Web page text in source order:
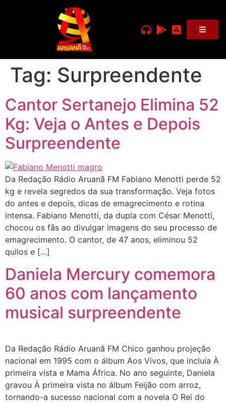
Tag: Surpreendente
Cantor Sertanejo Elimina 52
Kg: Veja o Antes e Depois
Surpreendente
Da Redação Rádio Aruanã FM Fabiano Menotti perde 52
kg e revela segredos da sua transformação. Veja fotos
do antes e depois, dicas de emagrecimento e rotina
intensa. Fabiano Menotti, da dupla com César Menotti,
chocou os fãs ao divulgar imagens do seu processo de
emagrecimento. O cantor, de 47 anos, eliminou 52
quilos e […]
Daniela Mercury comemora
60 anos com lançamento
musical surpreendente
Da Redação Rádio Aruanã FM Chico ganhou projeção
nacional em 1995 com o álbum Aos Vivos, que incluía À
primeira vista e Mama África. No ano seguinte, Daniela
gravou À primeira vista no álbum Feijão com arroz,
tornando-a sucesso nacional com a novela O Rei do